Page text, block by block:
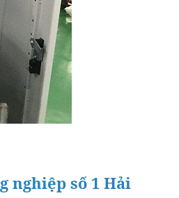
nghiệp số 1 Hải